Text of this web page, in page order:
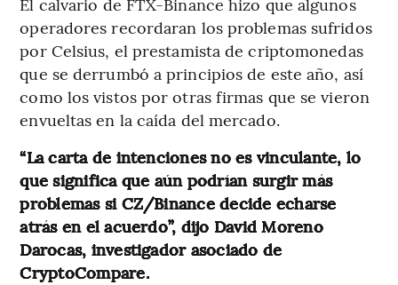
operadores recordaran los problemas sufridos
por Celsius, el prestamista de criptomonedas
que se derrumbó a principios de este año, así
como los vistos por otras firmas que se vieron
envueltas en la caída del mercado.
“La carta de intenciones no es vinculante, lo
que significa que aún podrían surgir más
problemas si CZ/Binance decide echarse
atrás en el acuerdo”, dijo David Moreno
Darocas, investigador asociado de
CryptoCompare.